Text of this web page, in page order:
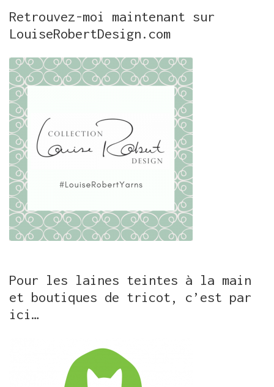
Retrouvez-moi maintenant sur
LouiseRobertDesign.com
Pour les laines teintes à la main
et boutiques de tricot, c’est par
ici…